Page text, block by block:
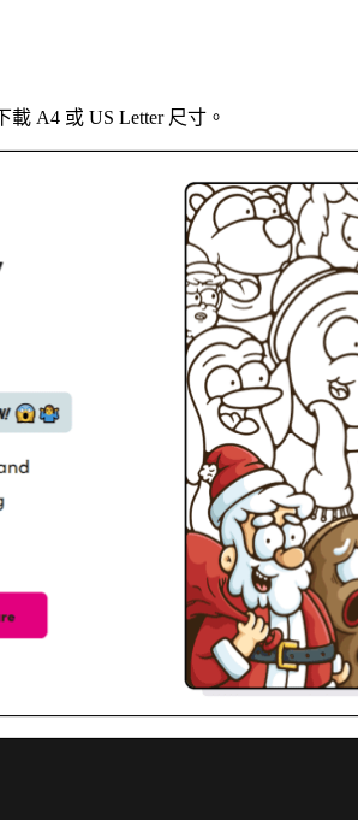
A4 或 US Letter 尺寸。